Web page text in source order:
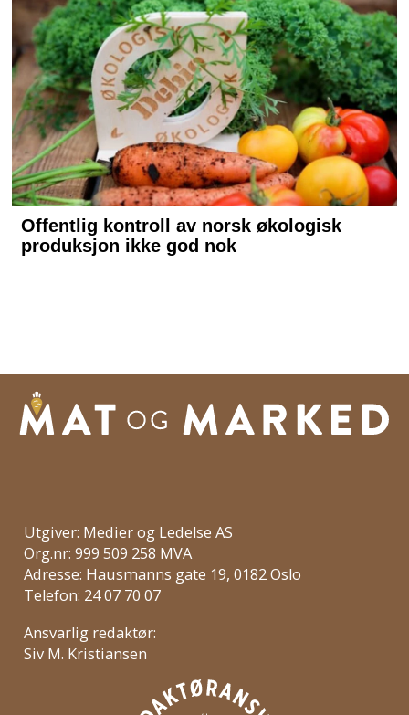
Utgiver: Medier og Ledelse AS
Org.nr: 999 509 258 MVA
Adresse: Hausmanns gate 19, 0182 Oslo
Telefon: 24 07 70 07
Ansvarlig redaktør:
Siv M. Kristiansen